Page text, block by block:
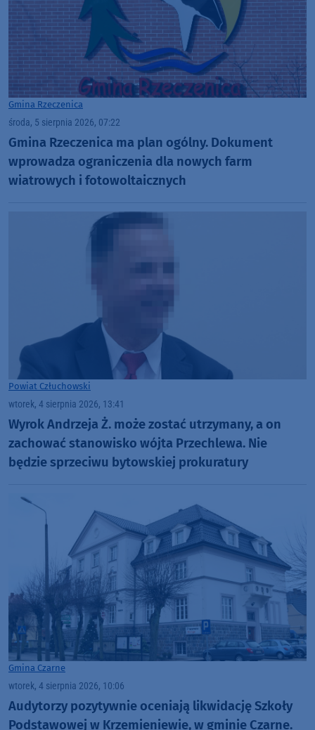
Gmina Rzeczenica
środa, 5 sierpnia 2026, 07:22
Gmina Rzeczenica ma plan ogólny. Dokument
wprowadza ograniczenia dla nowych farm
wiatrowych i fotowoltaicznych
Powiat Człuchowski
wtorek, 4 sierpnia 2026, 13:41
Wyrok Andrzeja Ż. może zostać utrzymany, a on
zachować stanowisko wójta Przechlewa. Nie
będzie sprzeciwu bytowskiej prokuratury
Gmina Czarne
wtorek, 4 sierpnia 2026, 10:06
Audytorzy pozytywnie oceniają likwidację Szkoły
Podstawowej w Krzemieniewie, w gminie Czarne.